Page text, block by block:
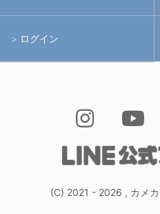
アクションカメラ(GoPro等)
水中用品
ログイン
(C) 2021 - 2026 , カメ